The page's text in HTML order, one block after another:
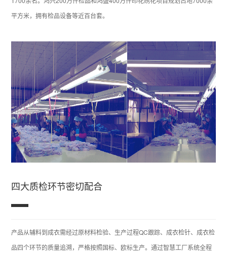
平方米，拥有检品设备等近百台套。
四大质检环节密切配合
产品从辅料到成衣需经过原材料检验、生产过程QC跟踪、成衣检针、成衣检
品四个环节的质量追溯，严格按照国标、欧标生产。通过智慧工厂系统全程